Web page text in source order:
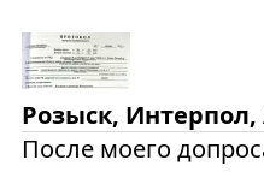
Розыск, Интерпол,
После моего